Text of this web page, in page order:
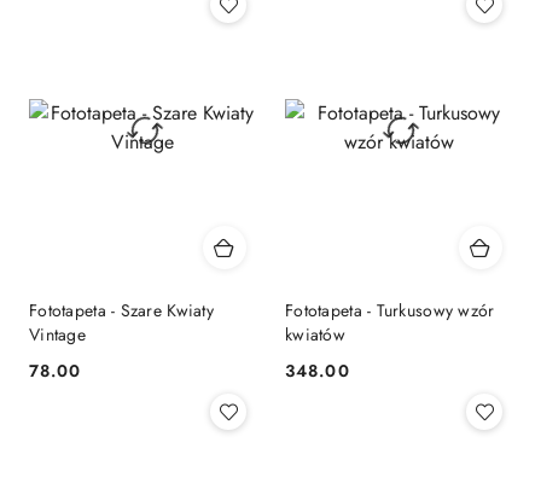
Fototapeta - Szare Kwiaty
Vintage
Cena:
78.00
Fototapeta - Turkusowy wzór
kwiatów
Cena:
348.00